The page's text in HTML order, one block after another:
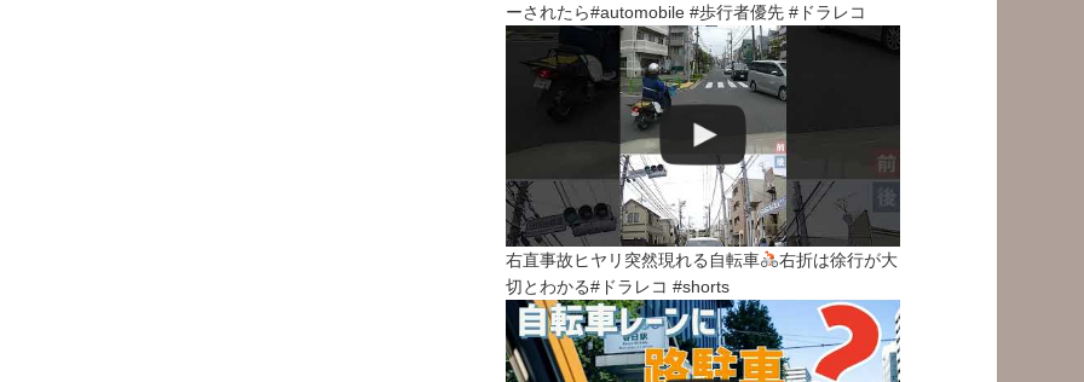
ーされたら#automobile #歩行者優先 #ドラレコ
右直事故ヒヤリ突然現れる自転車
右折は徐行が大
切とわかる#ドラレコ #shorts